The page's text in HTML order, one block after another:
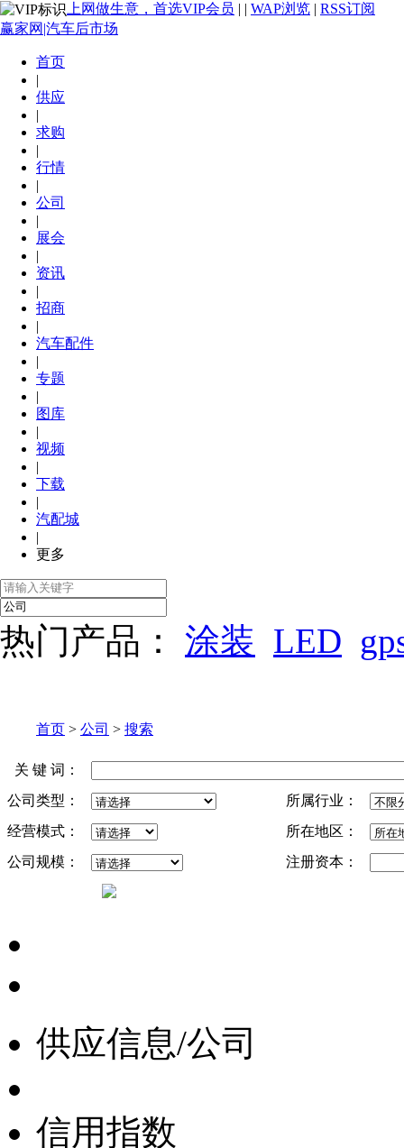
上网做生意，首选VIP会员 | | WAP浏览 | RSS订阅
赢家网|汽车后市场
首页
|
供应
|
求购
|
行情
|
公司
|
展会
|
资讯
|
招商
|
汽车配件
|
专题
|
图库
|
视频
|
下载
|
汽配城
|
更多
热门产品： 涂装 LED
首页 > 公司 > 搜索
关 键 词：
公司类型：
所属行业：
经营模式：
所在地区：
公司规模：
注册资本：
供应信息/公司
信用指数